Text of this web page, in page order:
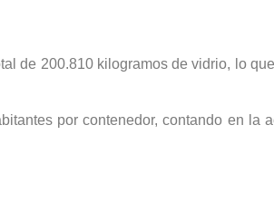
de 200.810 kilogramos de vidrio, lo
por contenedor, contando en la